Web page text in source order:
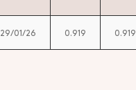
29/01/26 0.919 0.919